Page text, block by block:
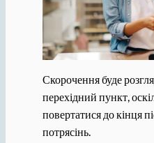
Скорочення буде
перехідний пункт,
повертатися до кінця
потрясінь.